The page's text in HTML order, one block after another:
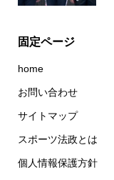
固定ページ
home
お問い合わせ
サイトマップ
スポーツ法政とは
個人情報保護方針